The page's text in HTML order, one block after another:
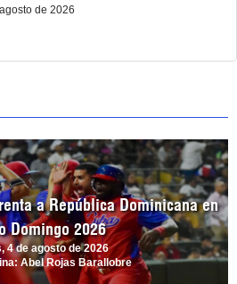
de 2026
a República Dominicana en
Domingo 2026
4 de agosto de 2026
Abel Rojas Barallobre